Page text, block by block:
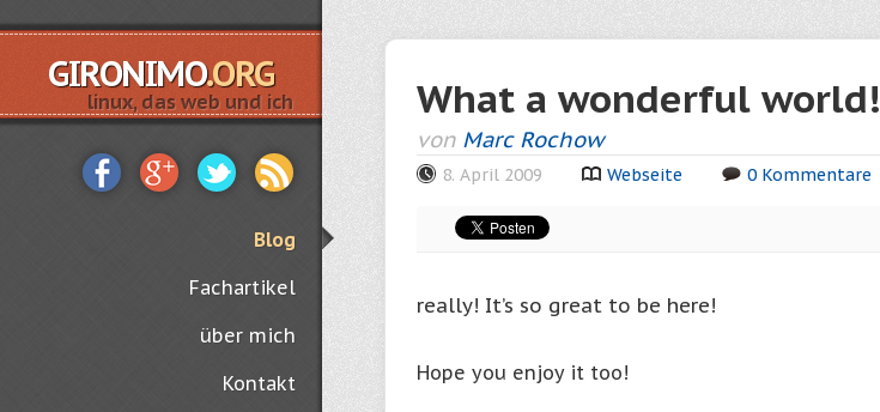
GIRONIMO.ORG
linux, das web und ich
Blog
Fachartikel
über mich
Kontakt
What a wonderful world!
von Marc Rochow
8. April 2009 Webseite 0 Kommentare
really! It’s so great to be here!
Hope you enjoy it too!